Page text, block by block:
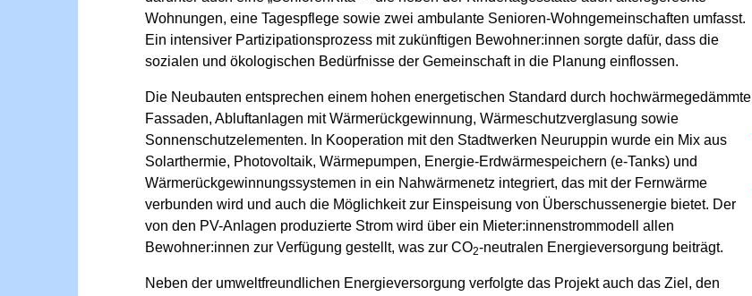
Wohnungen, eine Tagespflege sowie zwei ambulante Senioren-Wohngemeinschaften umfasst.
Ein intensiver Partizipationsprozess mit zukünftigen Bewohner:innen sorgte dafür, dass die
sozialen und ökologischen Bedürfnisse der Gemeinschaft in die Planung einflossen.
Die Neubauten entsprechen einem hohen energetischen Standard durch hochwärmegedämmte
Fassaden, Abluftanlagen mit Wärmerückgewinnung, Wärmeschutzverglasung sowie
Sonnenschutzelementen. In Kooperation mit den Stadtwerken Neuruppin wurde ein Mix aus
Solarthermie, Photovoltaik, Wärmepumpen, Energie-Erdwärmespeichern (e-Tanks) und
Wärmerückgewinnungssystemen in ein Nahwärmenetz integriert, das mit der Fernwärme
verbunden wird und auch die Möglichkeit zur Einspeisung von Überschussenergie bietet. Der
von den PV-Anlagen produzierte Strom wird über ein Mieter:innenstrommodell allen
Bewohner:innen zur Verfügung gestellt, was zur CO2-neutralen Energieversorgung beiträgt.
Neben der umweltfreundlichen Energieversorgung verfolgte das Projekt auch das Ziel, den